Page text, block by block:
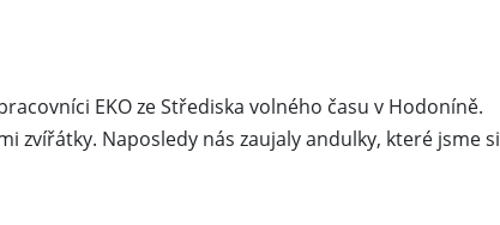
EKO ze Střediska volného času v Hodoníně.
zvířátky. Naposledy nás zaujaly andulky, které jsme si